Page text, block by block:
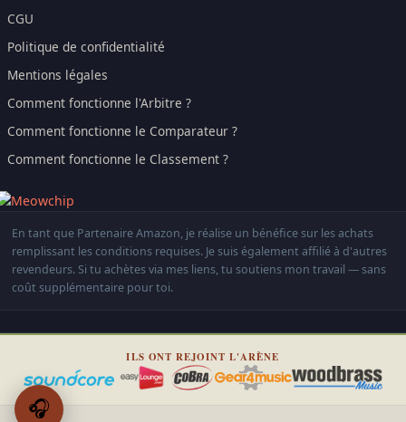
CGU
Politique de confidentialité
Mentions légales
Comment fonctionne l'Arbitre ?
Comment fonctionne le Comparateur ?
Comment fonctionne le Classement ?
En tant que Partenaire Amazon, je réalise un bénéfice sur les achats
remplissant les conditions requises. Je suis également affilié à d'autres
revendeurs. Si tu achètes via mes liens, tu soutiens mon travail — sans
coût supplémentaire pour toi.
ILS ONT REJOINT L'ARÈNE
🎧